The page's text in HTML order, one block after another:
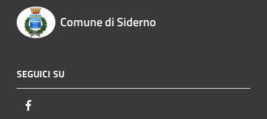
Comune di Siderno
SEGUICI SU